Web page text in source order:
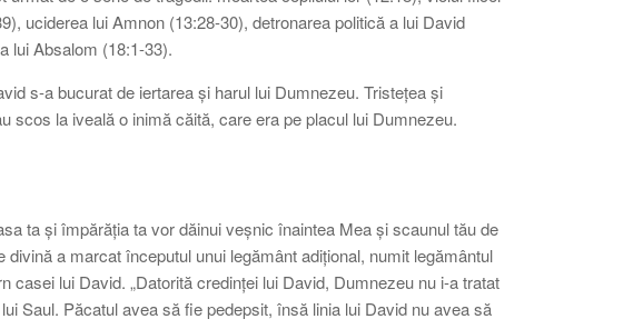
uciderea lui Amnon (13:28-30), detronarea politică a lui David
lui Absalom (18:1-33).
s-a bucurat de iertarea și harul lui Dumnezeu. Tristețea și
scos la iveală o inimă căită, care era pe placul lui Dumnezeu.
ta și împărăția ta vor dăinui veșnic înaintea Mea și scaunul tău de
a marcat începutul unui legământ adițional, numit legământul
casei lui David. „Datorită credinței lui David, Dumnezeu nu i-a tratat
Saul. Păcatul avea să fie pedepsit, însă linia lui David nu avea să